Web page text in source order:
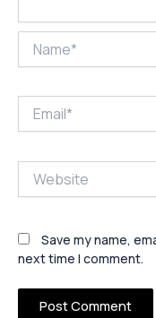
Save my name,
next time I comment.